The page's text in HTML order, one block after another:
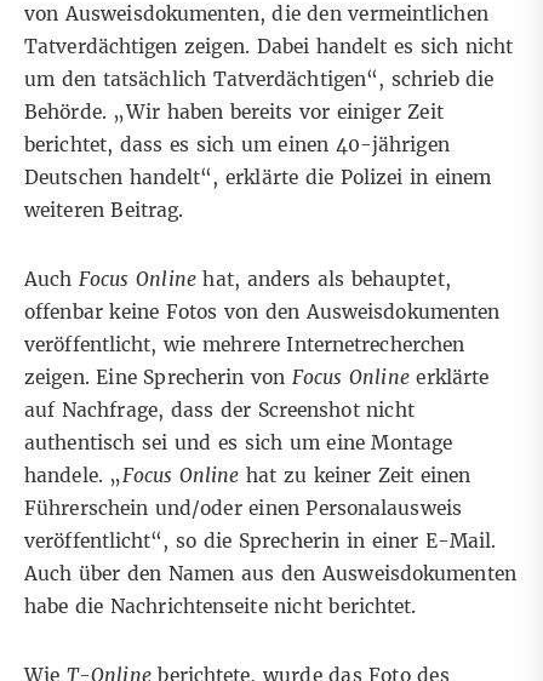
von Ausweisdokumenten, die den vermeintlichen
Tatverdächtigen zeigen. Dabei handelt es sich nicht
um den tatsächlich Tatverdächtigen“, schrieb die
Behörde. „Wir haben bereits vor einiger Zeit
berichtet, dass es sich um einen 40-jährigen
Deutschen handelt“, erklärte die Polizei in einem
weiteren Beitrag.
AuchFocus Onlinehat, anders als behauptet,
offenbar keine Fotos von den Ausweisdokumenten
veröffentlicht, wiemehrere Internetrecherchen
zeigen. Eine Sprecherin vonFocus Onlineerklärte
auf Nachfrage, dass der Screenshot nicht
authentisch sei und es sich um eine Montage
handele. „Focus Online hat zu keiner Zeit einen
Führerschein und/oder einen Personalausweis
veröffentlicht“, so die Sprecherin in einer E-Mail.
Auch über den Namen aus den Ausweisdokumenten
habe die Nachrichtenseite nicht berichtet.
Wie T-Onlineberichtete, wurde das Foto des